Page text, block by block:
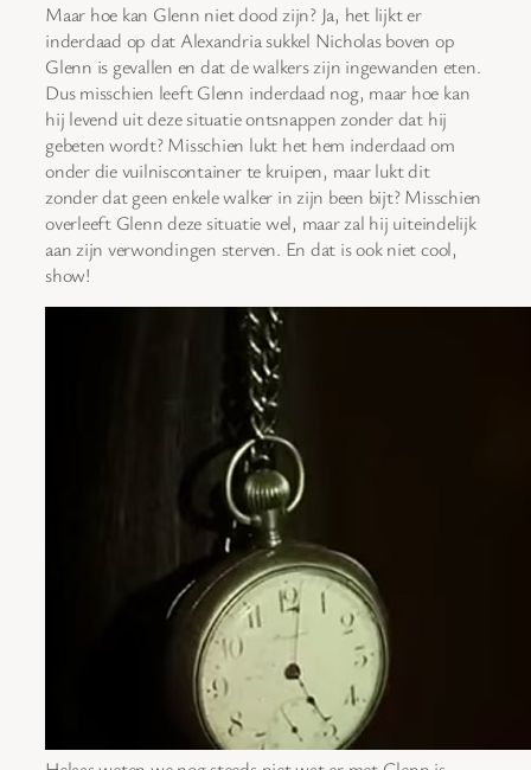
Maar hoe kan Glenn niet dood zijn? Ja, het lijkt er
inderdaad op dat Alexandria sukkel Nicholas boven op
Glenn is gevallen en dat de walkers zijn ingewanden eten.
Dus misschien leeft Glenn inderdaad nog, maar hoe kan
hij levend uit deze situatie ontsnappen zonder dat hij
gebeten wordt? Misschien lukt het hem inderdaad om
onder die vuilniscontainer te kruipen, maar lukt dit
zonder dat geen enkele walker in zijn been bijt? Misschien
overleeft Glenn deze situatie wel, maar zal hij uiteindelijk
aan zijn verwondingen sterven. En dat is ook niet cool,
show!